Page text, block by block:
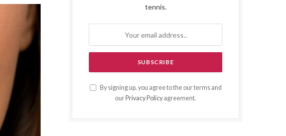
tennis.
By signing up, you agree to the our terms and
our Privacy Policy agreement.